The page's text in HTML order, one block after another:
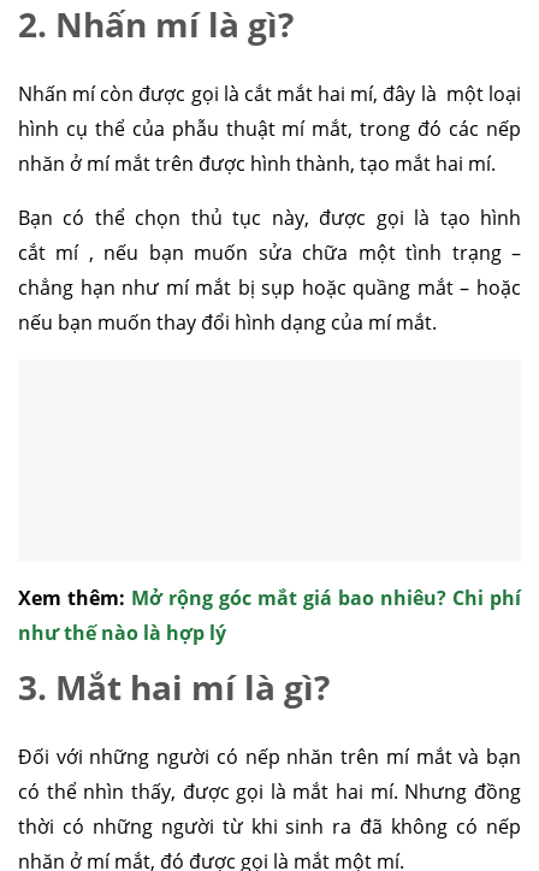
2. Nhấn mí là gì?
Nhấn mí còn được gọi là cắt mắt hai mí, đây là một loại
hình cụ thể của phẫu thuật mí mắt, trong đó các nếp
nhăn ở mí mắt trên được hình thành, tạo mắt hai mí.
Bạn có thể chọn thủ tục này, được gọi là tạo hình
cắt mí , nếu bạn muốn sửa chữa một tình trạng –
chẳng hạn như mí mắt bị sụp hoặc quầng mắt – hoặc
nếu bạn muốn thay đổi hình dạng của mí mắt.
Xem thêm: Mở rộng góc mắt giá bao nhiêu? Chi phí
như thế nào là hợp lý
3. Mắt hai mí là gì?
Đối với những người có nếp nhăn trên mí mắt và bạn
có thể nhìn thấy, được gọi là mắt hai mí. Nhưng đồng
thời có những người từ khi sinh ra đã không có nếp
nhăn ở mí mắt, đó được gọi là mắt một mí.